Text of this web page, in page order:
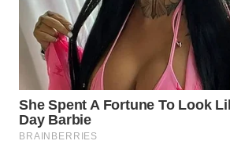
WN
SUMEDANG
WN
CIANJUR
WN